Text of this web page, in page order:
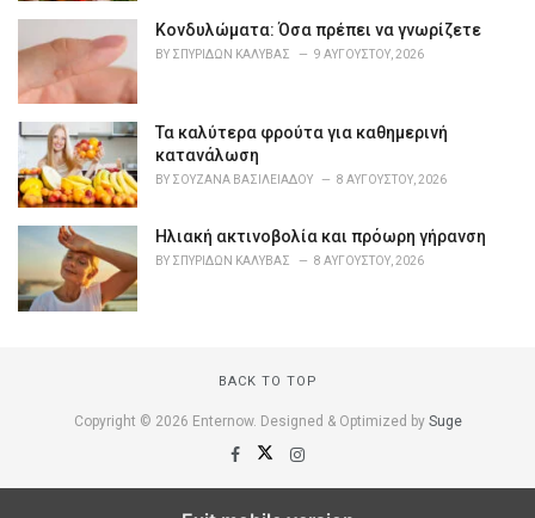
Κονδυλώματα: Όσα πρέπει να γνωρίζετε
BY ΣΠΥΡΊΔΩΝ ΚΑΛΎΒΑΣ 9 ΑΥΓΟΎΣΤΟΥ, 2026
Τα καλύτερα φρούτα για καθημερινή
κατανάλωση
BY ΣΟΥΖΆΝΑ ΒΑΣΙΛΕΙΆΔΟΥ 8 ΑΥΓΟΎΣΤΟΥ, 2026
Ηλιακή ακτινοβολία και πρόωρη γήρανση
BY ΣΠΥΡΊΔΩΝ ΚΑΛΎΒΑΣ 8 ΑΥΓΟΎΣΤΟΥ, 2026
BACK TO TOP
Copyright © 2026 Enternow. Designed & Optimized by Suge